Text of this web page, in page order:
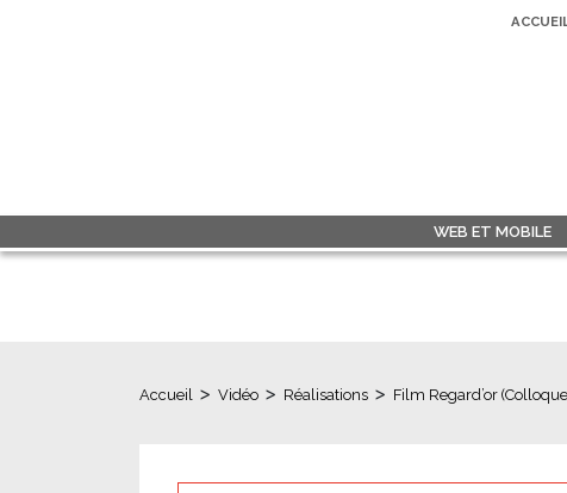
WEB ET MOBILE
Accueil > Vidéo > Réalisations > Film Regard’or